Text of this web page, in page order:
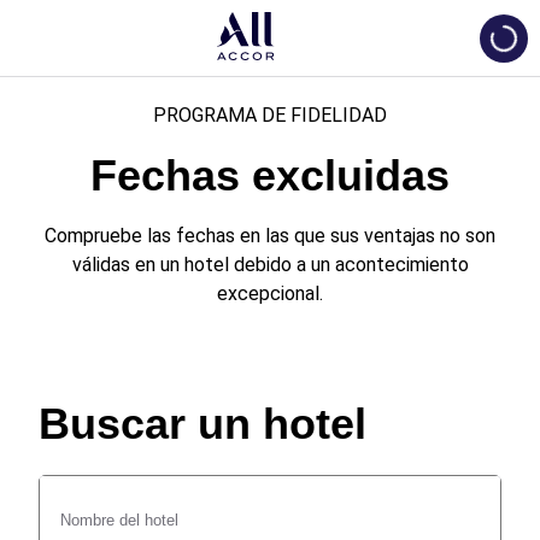
PROGRAMA DE FIDELIDAD
Fechas excluidas
Compruebe las fechas en las que sus ventajas no son
válidas en un hotel debido a un acontecimiento
excepcional.
Buscar un hotel